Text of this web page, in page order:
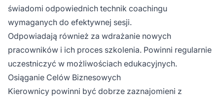
świadomi odpowiednich technik coachingu
wymaganych do efektywnej sesji.
Odpowiadają również za wdrażanie nowych
pracowników i ich proces szkolenia. Powinni regularnie
uczestniczyć w możliwościach edukacyjnych.
Osiąganie Celów Biznesowych
Kierownicy powinni być dobrze zaznajomieni z